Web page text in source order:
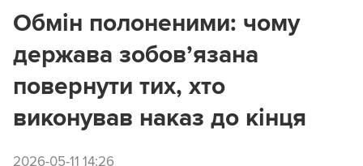
Обмін полоненими: чому
держава зобов’язана
повернути тих, хто
виконував наказ до кінця
2026-05-11 14:26